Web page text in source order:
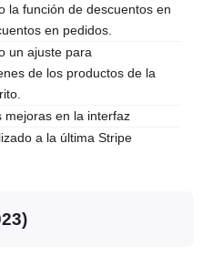
la función de descuentos en
en pedidos.
un ajuste para
de los productos de la
mejoras en la interfaz
a la última Stripe